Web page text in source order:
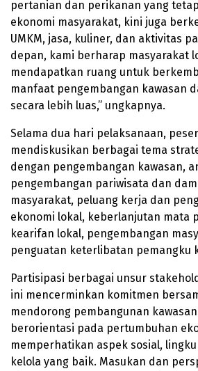
pertanian dan perikanan yang
ekonomi masyarakat, kini juga
UMKM, jasa, kuliner, dan aktivitas
depan, kami berharap masyarakat
mendapatkan ruang untuk
manfaat pengembangan kawasan
secara lebih luas,” ungkapnya.
Selama dua hari pelaksanaan,
mendiskusikan berbagai tema
dengan pengembangan kawasan,
pengembangan pariwisata dan
masyarakat, peluang kerja dan
ekonomi lokal, keberlanjutan mata
kearifan lokal, pengembangan
penguatan keterlibatan pemangku
Partisipasi berbagai unsur
ini mencerminkan komitmen
mendorong pembangunan
berorientasi pada pertumbuhan
memperhatikan aspek sosial,
kelola yang baik. Masukan dan